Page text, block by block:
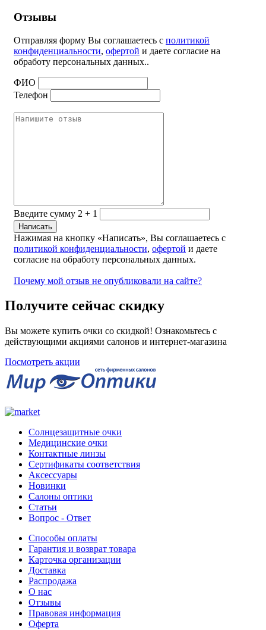
Отзывы
Отправляя форму Вы соглашаетесь с политикой
конфиденциальности, офертой и даете согласие на
обработу персональных данных..
ФИО
Телефон
Введите сумму 2 + 1
Нажимая на кнопку «Написать», Вы соглашаетесь с
политикой конфиденциальности, офертой и даете
согласие на обработу персональных данных.
Почему мой отзыв не опубликовали на сайте?
Получите сейчас скидку
Вы можете купить очки со скидкой! Ознакомьтесь с
действующими акциями салонов и интернет-магазина
Посмотреть акции
Солнцезащитные очки
Медицинские очки
Контактные линзы
Сертификаты соответствия
Аксессуары
Новинки
Салоны оптики
Статьи
Вопрос - Ответ
Способы оплаты
Гарантия и возврат товара
Карточка организации
Доставка
Распродажа
О нас
Отзывы
Правовая информация
Оферта